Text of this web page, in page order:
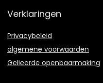
Verklaringen
Privacybeleid
algemene voorwaarden
Gelieerde openbaarmaking